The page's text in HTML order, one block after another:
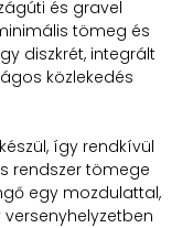
és gravel
tömeg és
diszkrét, integrált
közlekedés
így rendkívül
rendszer tömege
egy mozdulattal,